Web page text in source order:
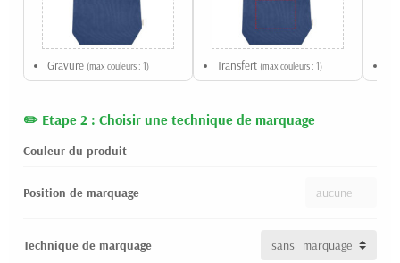
Gravure (max couleurs : 1) Transfert (max couleurs : 1)
Etape 2 : Choisir une technique de marquage
Couleur du produit
Position de marquage
Technique de marquage